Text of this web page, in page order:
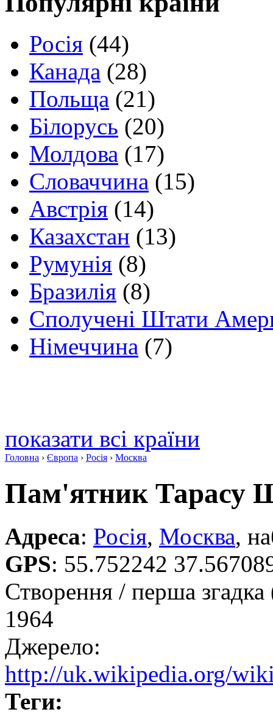
Росія (44)
Канада (28)
Польща (21)
Білорусь (20)
Молдова (17)
Словаччина (15)
Австрія (14)
Казахстан (13)
Румунія (8)
Бразилія (8)
Сполучені Штати
Німеччина (7)
показати всі країни
Головна › Європа › Росія › Москва
Пам'ятник Тарасу
Адреса: Росія, Москва,
GPS: 55.752242
Створення / перша
1964
Джерело:
http://uk.wikipedia.org/
Теги: